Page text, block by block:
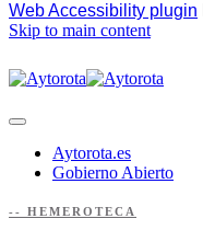
Web Accessibility plugin
Skip to main content
Aytorota.es
Gobierno Abierto
-- HEMEROTECA